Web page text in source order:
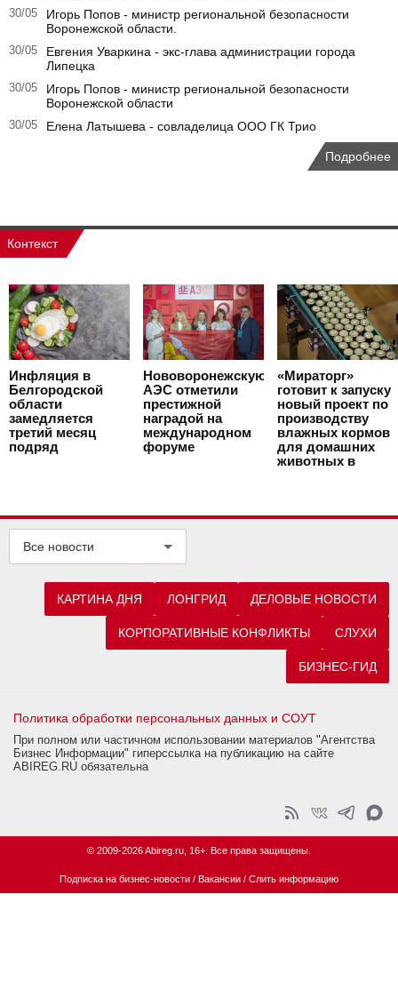
30/05
Игорь Попов - министр региональной безопасности
Воронежской области.
30/05
Евгения Уваркина - экс-глава администрации города
Липецка
30/05
Игорь Попов - министр региональной безопасности
Воронежской области
30/05 Елена Латышева - совладелица ООО ГК Трио
Подробнее
Контекст
Инфляция в
Белгородской
области
замедляется
третий месяц
подряд
Нововоронежскую
АЭС отметили
престижной
наградой на
международном
форуме
«Мираторг»
готовит к запуску
новый проект по
производству
влажных кормов
для домашних
животных в
Все новости
КАРТИНА ДНЯ ЛОНГРИД ДЕЛОВЫЕ НОВОСТИ
КОРПОРАТИВНЫЕ КОНФЛИКТЫ СЛУХИ
БИЗНЕС-ГИД
Политика обработки персональных данных и СОУТ
При полном или частичном использовании материалов "Агентства
Бизнес Информации" гиперссылка на публикацию на сайте
ABIREG.RU обязательна
© 2009-2026 Abireg.ru, 16+. Все права защищены.
Подписка на бизнес-новости / Вакансии / Слить информацию